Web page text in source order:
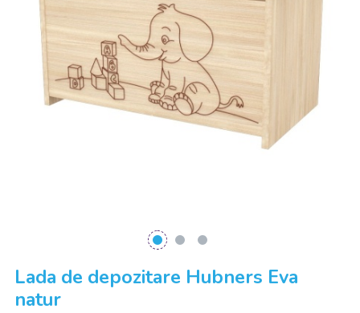
Lada de depozitare Hubners Eva
natur